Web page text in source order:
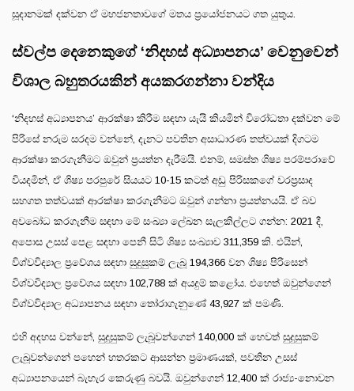
සූදානමක් දක්වන ඒ මහජනතාවගේ මතය ප්‍රයෝජනයට ගත යුතුය.
ස්වල්ප දෙනෙකුගේ ‘නිදහස් අධ්‍යාපනය’ වෙනුවෙන්
විශාල බහුතරයකින් අයකරගන්නා වන්දිය
‘නිදහස් අධ්‍යාපනය’ ආරක්ෂා කිරීම සඳහා යැයි කියමින් විරෝධතා දක්වන මේ
පිරිසේ නරුම සරදම වන්නේ, දැනට පවතින අසාධාරණ තත්වයක් දිගටම
ආරක්ෂා කරගැනීමට ඔවුන් ප්‍රයත්න දැරීමයි. එනම්, සමස්ත ශිෂ්‍ය පරම්පරාවේ
වියදමින්, ඒ ශිෂ්‍ය පරපුරේ සියයට 10-15 කටත් අඩු පිරිසකගේ වරප්‍රසාද
සහගත තත්වයක් ආරක්ෂා කරගැනීමට ඔවුන් ගන්නා ප්‍රයත්නයයි. ඒ බව
අවබෝධ කරගැනීම සඳහා මේ සංඛ්‍යා ලේඛන සැලකිල්ලට ගන්න: 2021 දී,
අපොස උසස් පෙළ සඳහා පෙනී සිටි ශිෂ්‍ය සංඛ්‍යාව 311,359 කි. එයින්,
විශ්වවිද්‍යාල ප්‍රවේශය සඳහා සුදුසුකම් ලැබූ 194,366 වන ශිෂ්‍ය පිරිසෙන්
විශ්වවිද්‍යාල ප්‍රවේශය සඳහා 102,788 ක් අයදුම් කළෝය. එහෙත් ඔවුන්ගෙන්
විශ්වවිද්‍යාල අධ්‍යාපනය සඳහා තෝරාගැනුණේ 43,927 ක් පමණි.
එහි අදහස වන්නේ, සුදුසුකම් ලැබූවන්ගෙන් 140,000 ක් හෙවත් සුදුසුකම්
ලැබූවන්ගෙන් පහෙන් හතරකට ආසන්න ප්‍රමාණයක්, පවතින උසස්
අධ්‍යාපනයෙන් බැහැර කෙරුණු බවයි. ඔවුන්ගෙන් 12,400 ක් රාජ්‍ය-නොවන